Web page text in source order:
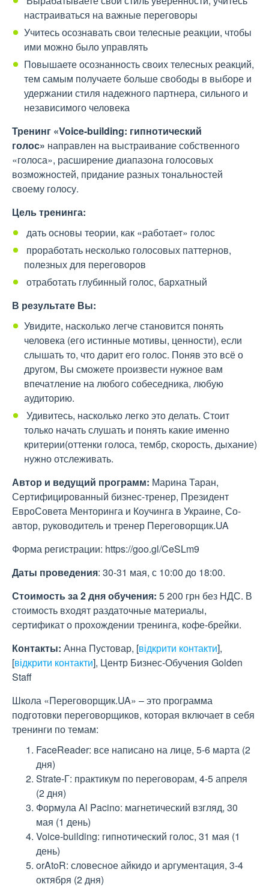
настраиваться на важные переговоры
Учитесь осознавать свои телесные реакции, чтобы
ими можно было управлять
Повышаете осознанность своих телесных реакций,
тем самым получаете больше свободы в выборе и
удержании стиля надежного партнера, сильного и
независимого человека
Тренинг «Voice-building: гипнотический
голос» направлен на выстраивание собственного
«голоса», расширение диапазона голосовых
возможностей, придание разных тональностей
своему голосу.
Цель тренинга:
дать основы теории, как «работает» голос
проработать несколько голосовых паттернов,
полезных для переговоров
отработать глубинный голос, бархатный
В результате Вы:
Увидите, насколько легче становится понять
человека (его истинные мотивы, ценности), если
слышать то, что дарит его голос. Поняв это всё о
другом, Вы сможете произвести нужное вам
впечатление на любого собеседника, любую
аудиторию.
Удивитесь, насколько легко это делать. Стоит
только начать слушать и понять какие именно
критерии(оттенки голоса, тембр, скорость, дыхание)
нужно отслеживать.
Автор и ведущий программ: Марина Таран,
Сертифицированный бизнес-тренер, Президент
ЕвроСовета Менторинга и Коучинга в Украине, Со-
автор, руководитель и тренер Переговорщик.UA
Форма регистрации: https://goo.gl/CeSLm9
Даты проведения: 30-31 мая, с 10:00 до 18:00.
Стоимость за 2 дня обучения: 5 200 грн без НДС. В
стоимость входят раздаточные материалы,
сертификат о прохождении тренинга, кофе-брейки.
Контакты: Анна Пустовар, [відкрити контакти],
[відкрити контакти], Центр Бизнес-Обучения Golden
Staff
Школа «Переговорщик.UA» – это программа
подготовки переговорщиков, которая включает в себя
тренинги по темам:
FaceReader: все написано на лице, 5-6 марта (2
дня)
Strate-Г: практикум по переговорам, 4-5 апреля
(2 дня)
Формула Al Pacino: магнетический взгляд, 30
мая (1 день)
Voice-building: гипнотический голос, 31 мая (1
день)
orAtoR: словесное айкидо и аргументация, 3-4
октября (2 дня)